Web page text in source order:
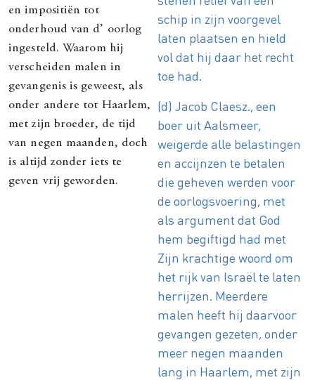
en impositiën tot
onderhoud van d’ oorlog
ingesteld. Waarom hij
verscheiden malen in
gevangenis is geweest, als
onder andere tot Haarlem,
met zijn broeder, de tijd
van negen maanden, doch
is altijd zonder iets te
geven vrij geworden.
schip in zijn voorgevel
laten plaatsen en hield
vol dat hij daar het recht
toe had.
(d) Jacob Claesz., een
boer uit Aalsmeer,
weigerde alle belastingen
en accijnzen te betalen
die geheven werden voor
de oorlogsvoering, met
als argument dat God
hem begiftigd had met
Zijn krachtige woord om
het rijk van Israël te laten
herrijzen. Meerdere
malen heeft hij daarvoor
gevangen gezeten, onder
meer negen maanden
lang in Haarlem, met zijn